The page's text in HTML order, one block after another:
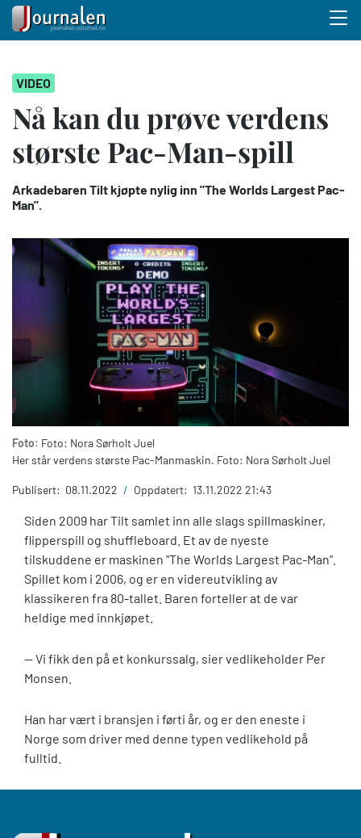
hovedinnhold
VIDEO
Nå kan du prøve verdens
største Pac-Man-spill
Arkadebaren Tilt kjøpte nylig inn "The Worlds Largest Pac-
Man".
Foto: Foto: Nora Sørholt Juel
Her står verdens største Pac-Manmaskin. Foto: Nora Sørholt Juel
Publisert: 08.11.2022 / Oppdatert: 13.11.2022 21:43
Siden 2009 har Tilt samlet inn alle slags spillmaskiner,
flipperspill og shuffleboard. Et av de nyeste
tilskuddene er maskinen "The Worlds Largest Pac-Man".
Spillet kom i 2006, og er en videreutvikling av
klassikeren fra 80-tallet. Baren forteller at de var
heldige med innkjøpet.
— Vi fikk den på et konkurssalg, sier vedlikeholder Per
Monsen.
Han har vært i bransjen i førti år, og er den eneste i
Norge som driver med denne typen vedlikehold på
fulltid.